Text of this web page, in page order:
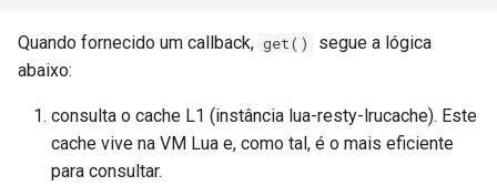
Quando fornecido um callback, get()
segue a lógica
abaixo:
consulta o cache L1 (instância lua-resty-lrucache). Este
cache vive na VM Lua e, como tal, é o mais eficiente
para consultar.